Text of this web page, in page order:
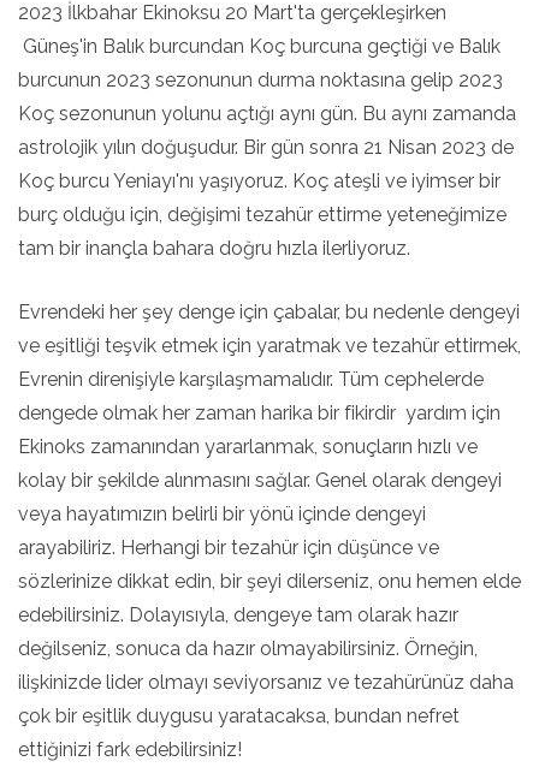
2023 İlkbahar Ekinoksu 20 Mart'ta gerçekleşirken
Güneş'in Balık burcundan Koç burcuna geçtiği ve Balık
burcunun 2023 sezonunun durma noktasına gelip 2023
Koç sezonunun yolunu açtığı aynı gün. Bu aynı zamanda
astrolojik yılın doğuşudur. Bir gün sonra 21 Nisan 2023 de
Koç burcu Yeniayı'nı yaşıyoruz. Koç ateşli ve iyimser bir
burç olduğu için, değişimi tezahür ettirme yeteneğimize
tam bir inançla bahara doğru hızla ilerliyoruz.
Evrendeki her şey denge için çabalar, bu nedenle dengeyi
ve eşitliği teşvik etmek için yaratmak ve tezahür ettirmek,
Evrenin direnişiyle karşılaşmamalıdır. Tüm cephelerde
dengede olmak her zaman harika bir fikirdir yardım için
Ekinoks zamanından yararlanmak, sonuçların hızlı ve
kolay bir şekilde alınmasını sağlar. Genel olarak dengeyi
veya hayatımızın belirli bir yönü içinde dengeyi
arayabiliriz. Herhangi bir tezahür için düşünce ve
sözlerinize dikkat edin, bir şeyi dilerseniz, onu hemen elde
edebilirsiniz. Dolayısıyla, dengeye tam olarak hazır
değilseniz, sonuca da hazır olmayabilirsiniz. Örneğin,
ilişkinizde lider olmayı seviyorsanız ve tezahürünüz daha
çok bir eşitlik duygusu yaratacaksa, bundan nefret
ettiğinizi fark edebilirsiniz!